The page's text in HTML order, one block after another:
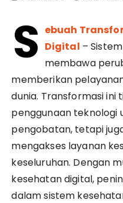
S ebuah
Digital –
membawa
memberikan
dunia. Transformasi ini
penggunaan teknologi
pengobatan, tetapi
mengakses layanan
keseluruhan. Dengan
kesehatan digital,
dalam sistem